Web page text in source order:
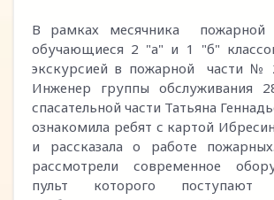
В рамках месячника пожарной
обучающиеся 2 "а" и 1 "б"
экскурсией в пожарной части №
Инженер группы обслуживания
спасательной части Татьяна
ознакомила ребят с картой
и рассказала о работе
рассмотрели современное
пульт которого